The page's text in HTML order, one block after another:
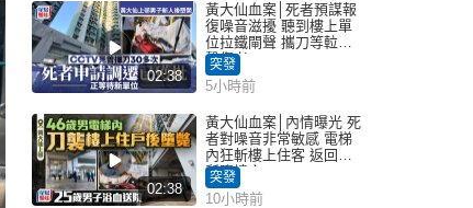
02:38
黃大仙血案│死者預謀報
復噪音滋擾 聽到樓上單
位拉鐵閘聲 攜刀等𨋢伏
擊傷者
突發
5小時前
02:38
黃大仙血案│內情曝光 死
者對噪音非常敏感 電梯
內狂斬樓上住客 返回住
所墮樓亡
突發
10小時前